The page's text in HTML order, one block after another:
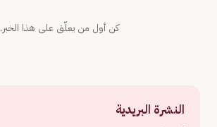
كن أول من يعلّق على هذا الخبر.
النشرة البريدية